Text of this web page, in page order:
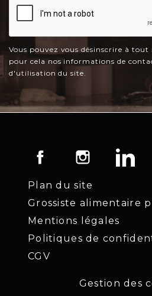
Vous pouvez vous désinscrire à
pour cela nos informations de
d'utilisation du site.
Facebook Instagram
Plan du site
Grossiste alimentaire
Mentions légales
Politiques de
CGV
Gestion des